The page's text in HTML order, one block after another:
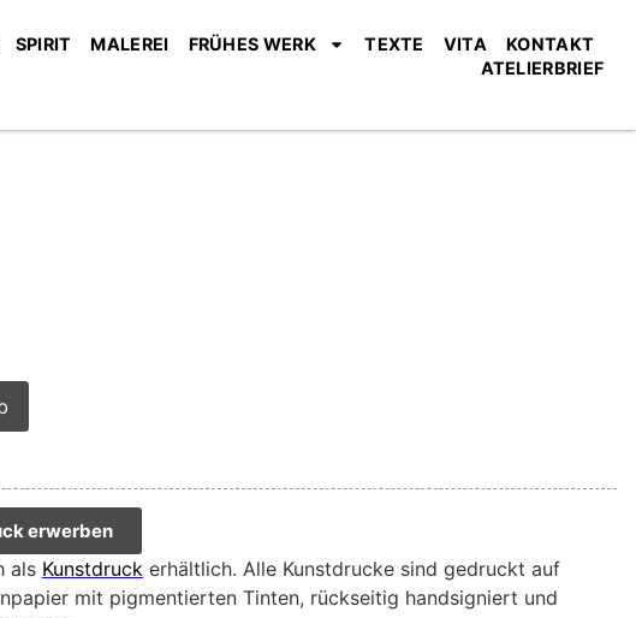
SPIRIT MALEREI FRÜHES WERK TEXTE VITA
KONTAKT
ATELIERBRIEF
erwerben
als Kunstdruck erhältlich. Alle Kunstdrucke sind gedruckt auf
mit pigmentierten Tinten, rückseitig handsigniert und